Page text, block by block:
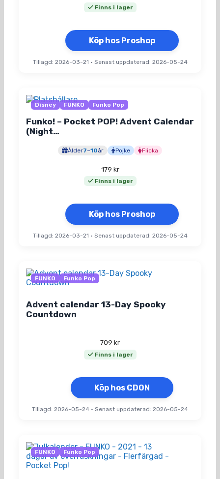
Finns i lager
Köp hos Proshop
Tillagd: 2026-03-21 • Senast uppdaterad: 2026-05-24
Disney FUNKO Funko Pop
Funko! – Pocket POP! Advent Calendar
(Night…
Ålder7–10år Pojke Flicka
179 kr
Finns i lager
Köp hos Proshop
Tillagd: 2026-03-21 • Senast uppdaterad: 2026-05-24
FUNKO Funko Pop
Advent calendar 13-Day Spooky
Countdown
709 kr
Finns i lager
Köp hos CDON
Tillagd: 2026-05-24 • Senast uppdaterad: 2026-05-24
FUNKO Funko Pop